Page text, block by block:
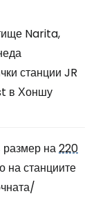
Narita,
станции JR
в Хоншу
размер на220
на станциите